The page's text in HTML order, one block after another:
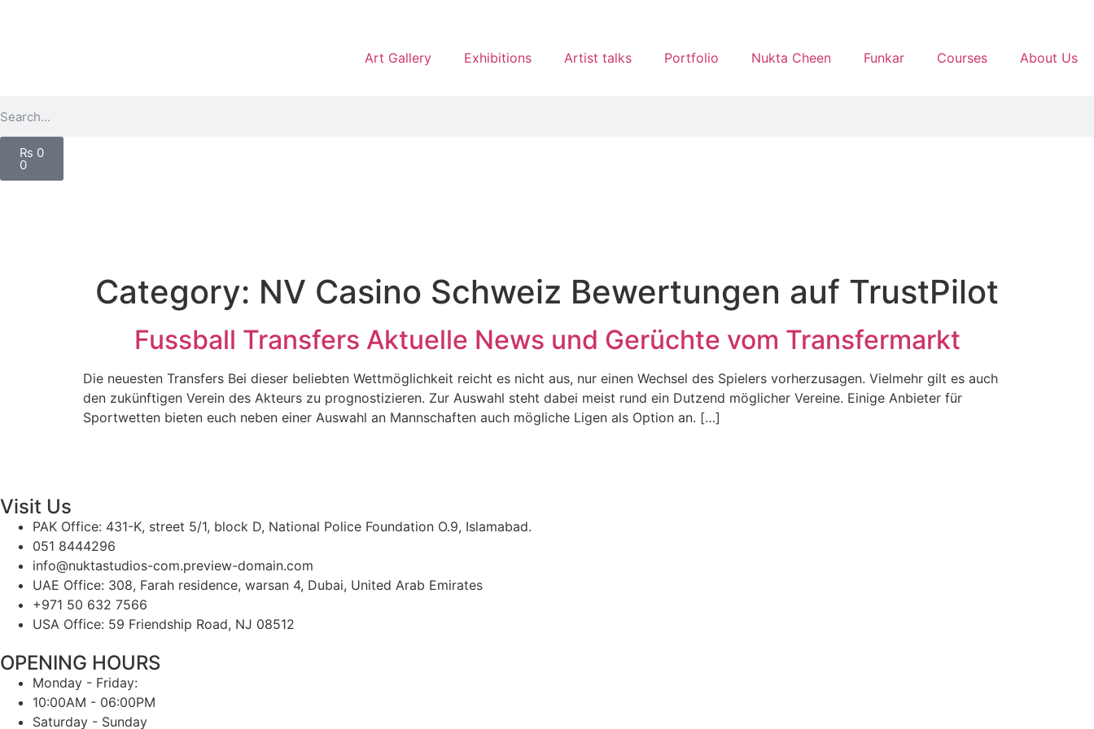
Art Gallery Exhibitions Artist talks Portfolio Nukta Cheen Funkar Courses About Us
₨ 0
0
Category: NV Casino Schweiz Bewertungen auf TrustPilot
Fussball Transfers Aktuelle News und Gerüchte vom Transfermarkt
Die neuesten Transfers Bei dieser beliebten Wettmöglichkeit reicht es nicht aus, nur einen Wechsel des Spielers vorherzusagen. Vielmehr gilt es auch
den zukünftigen Verein des Akteurs zu prognostizieren. Zur Auswahl steht dabei meist rund ein Dutzend möglicher Vereine. Einige Anbieter für
Sportwetten bieten euch neben einer Auswahl an Mannschaften auch mögliche Ligen als Option an. […]
Visit Us
PAK Office: 431-K, street 5/1, block D, National Police Foundation O.9, Islamabad.
051 8444296
info@nuktastudios-com.preview-domain.com
UAE Office: 308, Farah residence, warsan 4, Dubai, United Arab Emirates
+971 50 632 7566
USA Office: 59 Friendship Road, NJ 08512
OPENING HOURS
Monday - Friday:
10:00AM - 06:00PM
Saturday - Sunday